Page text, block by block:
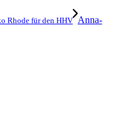
Rhode für den HHV Anna-